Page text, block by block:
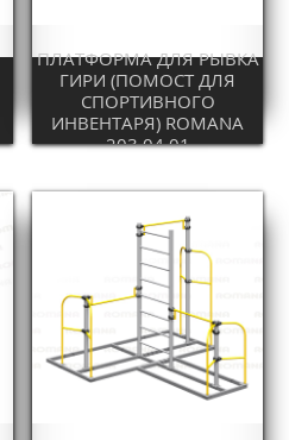
ПЛАТФОРМА ДЛЯ РЫВКА
ГИРИ (ПОМОСТ ДЛЯ
СПОРТИВНОГО
ИНВЕНТАРЯ) ROMANA
203.04.01